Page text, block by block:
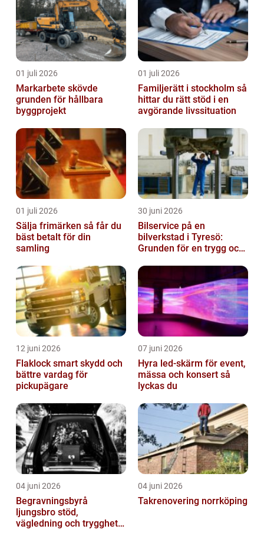
01 juli 2026
Markarbete skövde
grunden för hållbara
byggprojekt
01 juli 2026
Familjerätt i stockholm så
hittar du rätt stöd i en
avgörande livssituation
01 juli 2026
Sälja frimärken så får du
bäst betalt för din
samling
30 juni 2026
Bilservice på en
bilverkstad i Tyresö:
Grunden för en trygg och
12 juni 2026
Flaklock smart skydd och
bättre vardag för
pickupägare
07 juni 2026
Hyra led-skärm för event,
mässa och konsert så
lyckas du
04 juni 2026
Begravningsbyrå
ljungsbro stöd,
vägledning och trygghet
04 juni 2026
Takrenovering norrköping